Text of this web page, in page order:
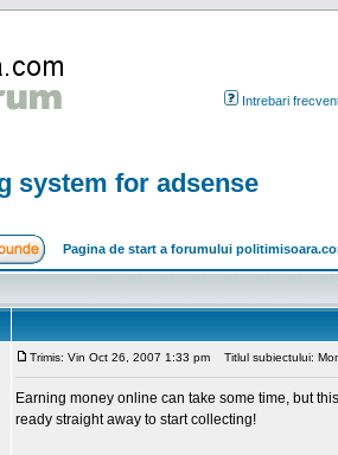
Intrebari
system for adsense
Pagina de start a forumului
Trimis: Vin Oct 26, 2007 1:33 pm Titlul subiectului:
Earning money online can take some time, but
ready straight away to start collecting!